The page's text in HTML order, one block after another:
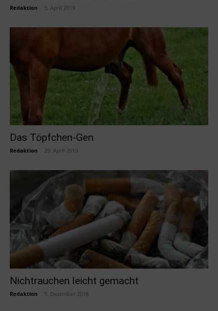
Redaktion 5. April 2019
Das Töpfchen-Gen
Redaktion 29. April 2019
Nichtrauchen leicht gemacht
Redaktion 5. Dezember 2018